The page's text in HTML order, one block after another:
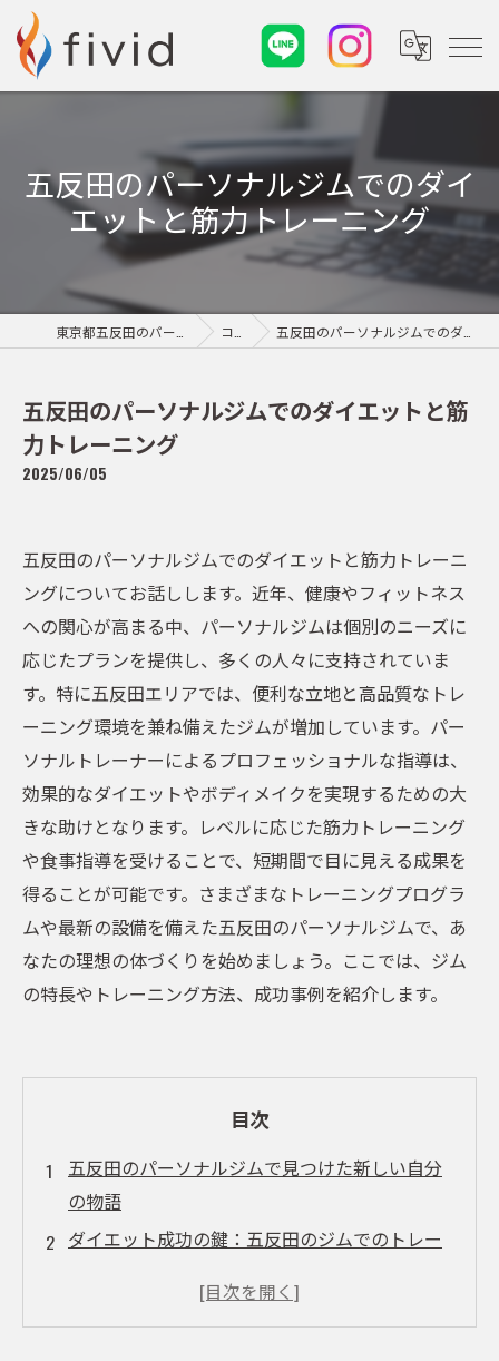
五反田のパーソナルジムでのダイ
エットと筋力トレーニング
コラム 五反田のパーソナルジムでのダイエットと筋力トレーニング
五反田のパーソナルジムでのダイエットと筋
力トレーニング
2025/06/05
五反田のパーソナルジムでのダイエットと筋力トレーニ
ングについてお話しします。近年、健康やフィットネス
への関心が高まる中、パーソナルジムは個別のニーズに
応じたプランを提供し、多くの人々に支持されていま
す。特に五反田エリアでは、便利な立地と高品質なトレ
ーニング環境を兼ね備えたジムが増加しています。パー
ソナルトレーナーによるプロフェッショナルな指導は、
効果的なダイエットやボディメイクを実現するための大
きな助けとなります。レベルに応じた筋力トレーニング
や食事指導を受けることで、短期間で目に見える成果を
得ることが可能です。さまざまなトレーニングプログラ
ムや最新の設備を備えた五反田のパーソナルジムで、あ
なたの理想の体づくりを始めましょう。ここでは、ジム
の特長やトレーニング方法、成功事例を紹介します。
目次
五反田のパーソナルジムで見つけた新しい自分
の物語
ダイエット成功の鍵：五反田のジムでのトレー
パーソナルトレーナーとの出会いがもたらした